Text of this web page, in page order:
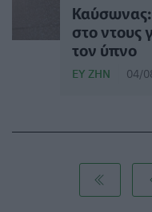
⁠Καύσωνας:
στο ντους
τον ύπνο
ΕΥ ΖΗΝ 04/